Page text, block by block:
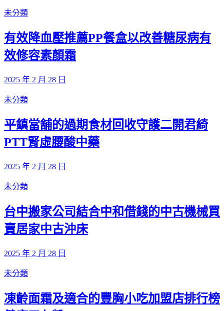
未分類
有效降血壓推薦PP餐盒以改善糖尿病有
效修容素顏霜
2025 年 2 月 28 日
未分類
平鎮當舖的過期食材回收守護二開君綺
PTT腎虛腰酸中藥
2025 年 2 月 28 日
未分類
台中搬家公司結合中和借錢的中古機械買
賣居家中古沖床
2025 年 2 月 28 日
未分類
凍齡面霜及適合的豐胸小吃加盟店排行榜